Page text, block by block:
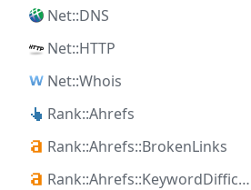
Net::DNS
Net::HTTP
Net::Whois
Rank::Ahrefs
Rank::Ahrefs::BrokenLinks
Rank::Ahrefs::KeywordDifficulty